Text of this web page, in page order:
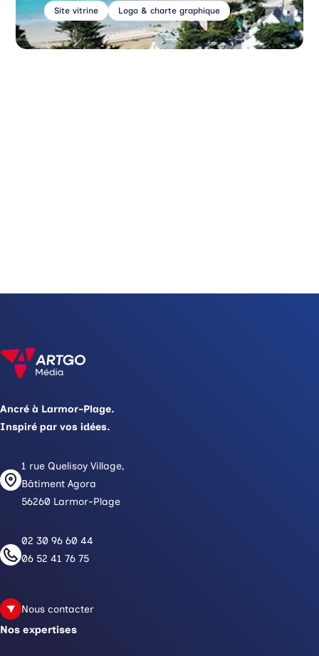
Site vitrine Logo & charte graphique
Ancré à Larmor-Plage.
Inspiré par vos idées.
1 rue Quelisoy Village,
Bâtiment Agora
56260 Larmor-Plage
02 30 96 60 44
06 52 41 76 75
Nous contacter
Nos expertises